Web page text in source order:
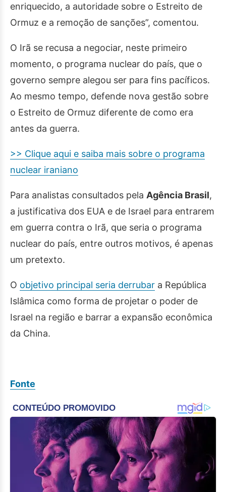
enriquecido, a autoridade sobre o Estreito de
Ormuz e a remoção de sanções”, comentou.
O Irã se recusa a negociar, neste primeiro
momento, o programa nuclear do país, que o
governo sempre alegou ser para fins pacíficos.
Ao mesmo tempo, defende nova gestão sobre
o Estreito de Ormuz diferente de como era
antes da guerra.
>> Clique aqui e saiba mais sobre o programa
nuclear iraniano
Para analistas consultados pela Agência Brasil,
a justificativa dos EUA e de Israel para entrarem
em guerra contra o Irã, que seria o programa
nuclear do país, entre outros motivos, é apenas
um pretexto.
O objetivo principal seria derrubar a República
Islâmica como forma de projetar o poder de
Israel na região e barrar a expansão econômica
da China.
Fonte